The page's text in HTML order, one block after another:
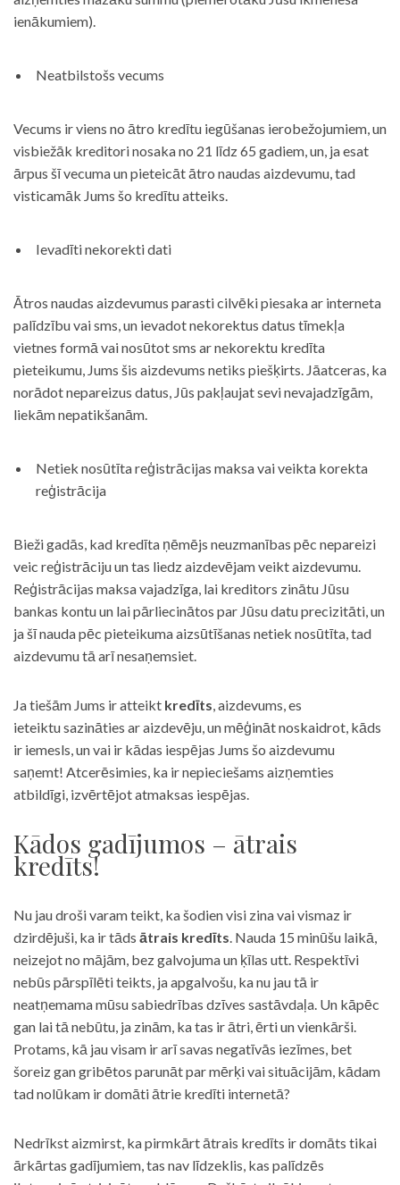
ienākumiem).
Neatbilstošs vecums
Vecums ir viens no ātro kredītu iegūšanas ierobežojumiem, un
visbiežāk kreditori nosaka no 21 līdz 65 gadiem, un, ja esat
ārpus šī vecuma un pieteicāt ātro naudas aizdevumu, tad
visticamāk Jums šo kredītu atteiks.
Ievadīti nekorekti dati
Ātros naudas aizdevumus parasti cilvēki piesaka ar interneta
palīdzību vai sms, un ievadot nekorektus datus tīmekļa
vietnes formā vai nosūtot sms ar nekorektu kredīta
pieteikumu, Jums šis aizdevums netiks piešķirts. Jāatceras, ka
norādot nepareizus datus, Jūs pakļaujat sevi nevajadzīgām,
liekām nepatikšanām.
Netiek nosūtīta reģistrācijas maksa vai veikta korekta
reģistrācija
Bieži gadās, kad kredīta ņēmējs neuzmanības pēc nepareizi
veic reģistrāciju un tas liedz aizdevējam veikt aizdevumu.
Reģistrācijas maksa vajadzīga, lai kreditors zinātu Jūsu
bankas kontu un lai pārliecinātos par Jūsu datu precizitāti, un
ja šī nauda pēc pieteikuma aizsūtīšanas netiek nosūtīta, tad
aizdevumu tā arī nesaņemsiet.
Ja tiešām Jums ir atteikt kredīts, aizdevums, es
ieteiktu sazināties ar aizdevēju, un mēģināt noskaidrot, kāds
ir iemesls, un vai ir kādas iespējas Jums šo aizdevumu
saņemt! Atcerēsimies, ka ir nepieciešams aizņemties
atbildīgi, izvērtējot atmaksas iespējas.
Kādos gadījumos – ātrais
kredīts!
Nu jau droši varam teikt, ka šodien visi zina vai vismaz ir
dzirdējuši, ka ir tāds ātrais kredīts. Nauda 15 minūšu laikā,
neizejot no mājām, bez galvojuma un ķīlas utt. Respektīvi
nebūs pārspīlēti teikts, ja apgalvošu, ka nu jau tā ir
neatņemama mūsu sabiedrības dzīves sastāvdaļa. Un kāpēc
gan lai tā nebūtu, ja zinām, ka tas ir ātri, ērti un vienkārši.
Protams, kā jau visam ir arī savas negatīvās iezīmes, bet
šoreiz gan gribētos parunāt par mērķi vai situācijām, kādam
tad nolūkam ir domāti ātrie kredīti internetā?
Nedrīkst aizmirst, ka pirmkārt ātrais kredīts ir domāts tikai
ārkārtas gadījumiem, tas nav līdzeklis, kas palīdzēs